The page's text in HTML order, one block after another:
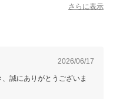
さらに表示
2026/06/17
誠にありがとうございま